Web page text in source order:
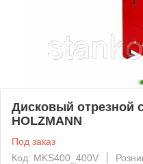
Дисковый отрезной
HOLZMANN
Под заказ
Код: MKS400_400V